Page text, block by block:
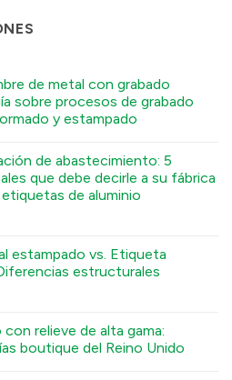
de metal con grabado
sobre procesos de grabado
y estampado
de abastecimiento: 5
que debe decirle a su fábrica
de aluminio
estampado vs. Etiqueta
estructurales
relieve de alta gama:
boutique del Reino Unido